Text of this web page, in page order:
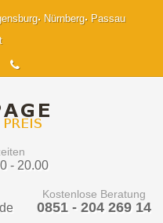
Nürnberg
Passau
- 20.00
Kostenlose Beratung
0851 - 204 269 14